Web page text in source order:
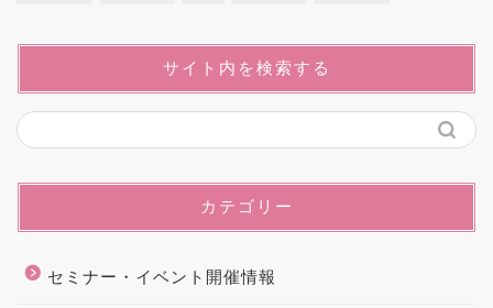
サイト内を検索する
カテゴリー
セミナー・イベント開催情報